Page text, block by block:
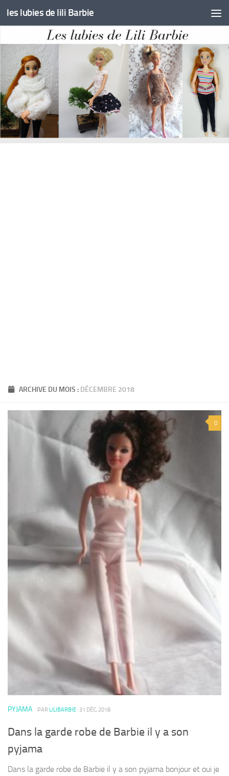
Skip to content
les lubies de lili Barbie
ARCHIVE DU MOIS : DÉCEMBRE 2018
0
PYJAMA · PAR LILIBARBIE · 31 DÉC, 2018
Dans la garde robe de Barbie il y a son
pyjama
Dans la garde robe de Barbie il y a son pyjama bonjour et oui je